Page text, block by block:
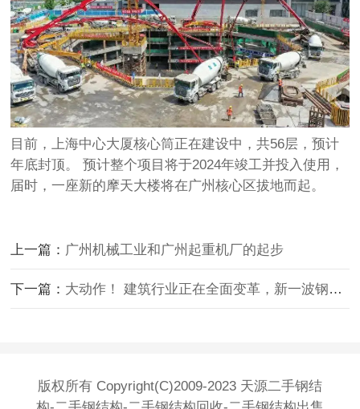
目前，上海中心大厦核心筒正在建设中，共56层，预计
年底封顶。 预计整个项目将于2024年竣工并投入使用，
届时，一座新的摩天大楼将在广州核心区拔地而起。
上一篇： 广州机械工业和广州起重机厂的起步
下一篇： 大动作！ 建筑行业正在全面变革，新一波钢铁红利已经开始~
版权所有 Copyright(C)2009-2023 天源二手钢结